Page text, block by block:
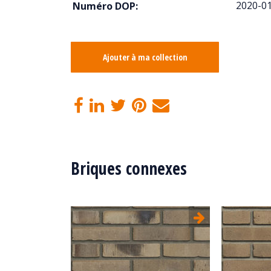
Numéro DOP: 2020-
Ajouter à ma collection
Briques connexes